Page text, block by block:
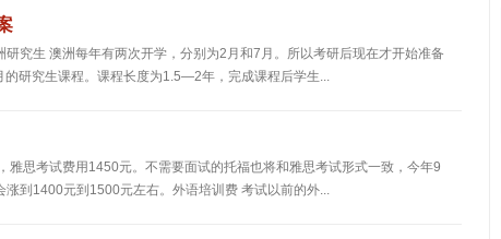
究生 澳洲每年有两次开学，分别为2月和7月。所以考研后现在才开始准备
研究生课程。课程长度为1.5—2年，完成课程后学生...
雅思考试费用1450元。不需要面试的托福也将和雅思考试形式一致，今年9
涨到1400元到1500元左右。外语培训费 考试以前的外...